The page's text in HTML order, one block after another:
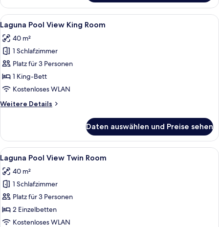
Twin
Room
Alle
Fotos
für
Laguna
Pool
View
King
anzeigen
Ein Hotelzimmer mit Bett, Fernseher,
5
Laguna Pool View King Room
40 m²
1 Schlafzimmer
Platz für 3 Personen
1 King-Bett
Kostenloses WLAN
Weitere Details
Weitere
Pool
View
King
Room
Daten auswählen und Preise sehen
Alle
Fotos
für
Laguna
Pool
View
Twin
Ein Hotelzimmer mit zwei Betten,
6
Laguna Pool View Twin Room
40 m²
1 Schlafzimmer
Platz für 3 Personen
2 Einzelbetten
Kostenloses WLAN